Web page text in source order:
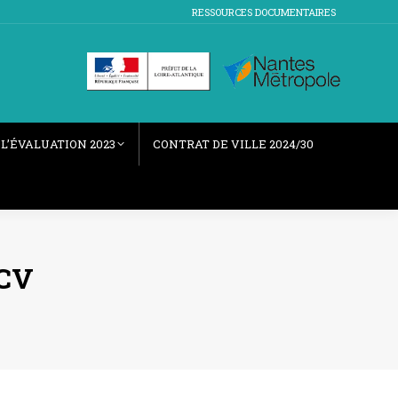
RESSOURCES DOCUMENTAIRES
L’ÉVALUATION 2023 CONTRAT DE VILLE 2024/30